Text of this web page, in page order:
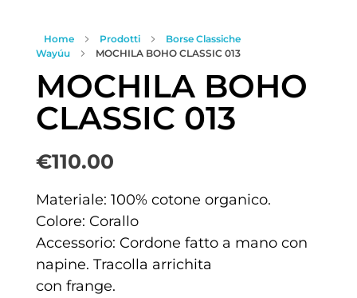
Home Prodotti
Borse Classiche
Wayúu
MOCHILA BOHO CLASSIC 013
MOCHILA BOHO
CLASSIC 013
€110.00
Materiale: 100% cotone organico.
Colore: Corallo
Accessorio: Cordone fatto a mano con
napine. Tracolla arrichita
con frange.